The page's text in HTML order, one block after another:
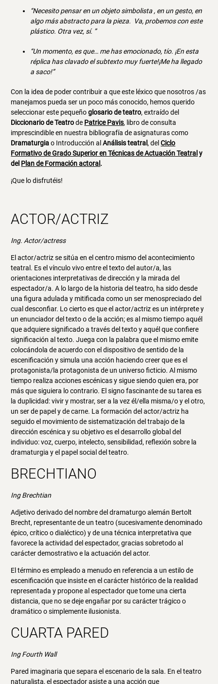
“Necesito pensar en un objeto simbolista , en un gesto, en
algo más abstracto para la pieza. Va, probemos con este
plástico. Otra vez, sí. ”
“Un momento, es que… me has emocionado, tío. ¡En esta
réplica has clavado el subtexto muy fuerte!¡Me ha llegado
a saco!”
Con la idea de poder contribuir a que este léxico que nosotros /as
manejamos pueda ser un poco más conocido, hemos querido
seleccionar este pequeñoglosario de teatro, extraído del
Diccionario de Teatrode Patrice Pavis, libro de consulta
imprescindible en nuestra bibliografía de asignaturas como
Dramaturgiao Introducción alAnálisis teatral , delCiclo
Formativo de Grado Superior en Técnicas de Actuación Teatral y
del Plan de Formación actoral .
¡Que lo disfrutéis!
ACTOR/ACTRIZ
Ing. Actor/actress
El actor/actriz se sitúa en el centro mismo del acontecimiento
teatral. Es el vínculo vivo entre el texto del autor/a, las
orientaciones interpretativas de dirección y la mirada del
espectador/a. A lo largo de la historia del teatro, ha sido desde
una figura adulada y mitificada como un ser menospreciado del
cual desconfiar. Lo cierto es que el actor/actriz es un intérprete y
un enunciador del texto o de la acción; es al mismo tiempo aquél
que adquiere significado a través del texto y aquél que confiere
significación al texto. Juega con la palabra que el mismo emite
colocándola de acuerdo con el dispositivo de sentido de la
escenificación y simula una acción haciendo creer que es el
protagonista/la protagonista de un universo ficticio. Al mismo
tiempo realiza acciones escénicas y sigue siendo quien era, por
más que siguiera lo contrario. El signo fascinante de su tarea es
la duplicidad: vivir y mostrar, ser a la vez él/ella misma/o y el otro,
un ser de papel y de carne. La formación del actor/actriz ha
seguido el movimiento de sistematización del trabajo de la
dirección escénica y su objetivo es el desarrollo global del
individuo: voz, cuerpo, intelecto, sensibilidad, reflexión sobre la
dramaturgia y el papel social del teatro.
BRECHTIANO
Ing Brechtian
Adjetivo derivado del nombre del dramaturgo alemán Bertolt
Brecht, representante de un teatro (sucesivamente denominado
épico, crítico o dialéctico) y de una técnica interpretativa que
favorece la actividad del espectador, gracias sobretodo al
carácter demostrativo e la actuación del actor.
El término es empleado a menudo en referencia a un estilo de
escenificación que insiste en el carácter histórico de la realidad
representada y propone al espectador que tome una cierta
distancia, que no se deje engañar por su carácter trágico o
dramático o simplemente ilusionista.
CUARTA PARED
Ing Fourth Wall
Pared imaginaria que separa el escenario de la sala. En el teatro
naturalista, el espectador asiste a una acción que